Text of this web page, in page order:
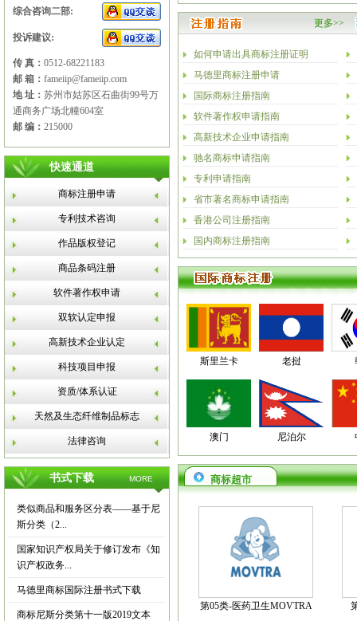
综合咨询二部:
投诉建议:
传 真： 0512-68221183
邮 箱： fameiip@fameiip.com
地 址： 苏州市姑苏区石曲街99号万
通商务广场北幢604室
邮 编： 215000
快速通道
商标注册申请
专利技术咨询
作品版权登记
商品条码注册
软件著作权申请
双软认定申报
高新技术企业认定
科技项目申报
资质/体系认证
天然及生态纤维制品标志
法律咨询
书式下载 MORE
类似商品和服务区分表——基于尼
斯分类（2...
国家知识产权局关于修订发布《知
识产权政务...
马德里商标国际注册书式下载
商标尼斯分类第十一版2019文本
更多>>
如何申请出具商标注册证明
马德里商标注册申请
国际商标注册指南
软件著作权申请指南
高新技术企业申请指南
驰名商标申请指南
专利申请指南
省市著名商标申请指南
香港公司注册指南
国内商标注册指南
斯里兰卡 老挝
澳门 尼泊尔
商标超市
第05类-医药卫生MOVTRA